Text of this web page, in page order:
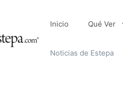
Inicio Qué Ver
Noticias de Estepa